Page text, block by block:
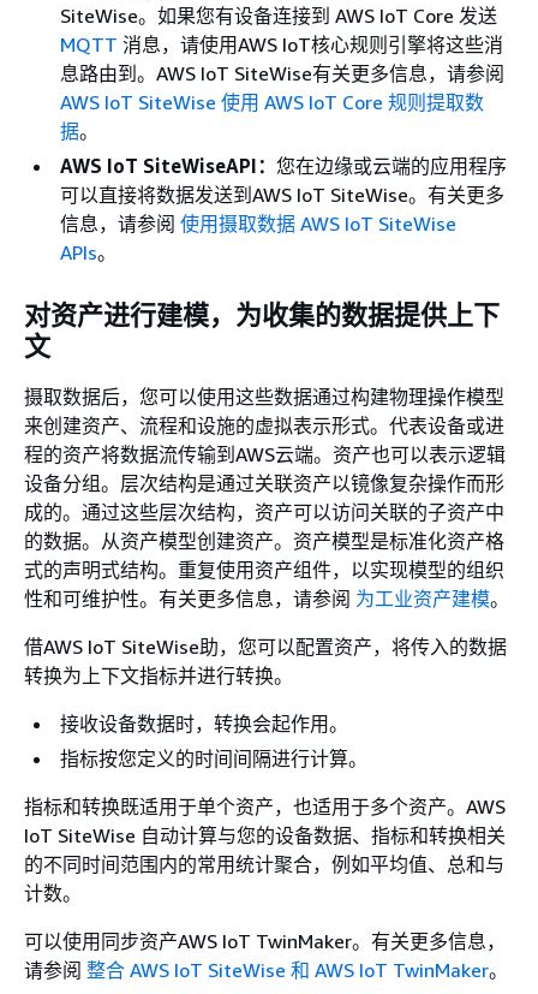
SiteWise。如果您有设备连接到 AWS IoT Core 发送
MQTT 消息，请使用AWS IoT核心规则引擎将这些消
息路由到。AWS IoT SiteWise有关更多信息，请参阅
AWS IoT SiteWise 使用 AWS IoT Core 规则提取数
据。
AWS IoT SiteWiseAPI： 您在边缘或云端的应用程序
可以直接将数据发送到AWS IoT SiteWise。有关更多
信息，请参阅 使用摄取数据 AWS IoT SiteWise
APIs。
对资产进行建模，为收集的数据提供上下
文
摄取数据后，您可以使用这些数据通过构建物理操作模型
来创建资产、流程和设施的虚拟表示形式。代表设备或进
程的资产将数据流传输到AWS云端。资产也可以表示逻辑
设备分组。层次结构是通过关联资产以镜像复杂操作而形
成的。通过这些层次结构，资产可以访问关联的子资产中
的数据。从资产模型创建资产。资产模型是标准化资产格
式的声明式结构。重复使用资产组件，以实现模型的组织
性和可维护性。有关更多信息，请参阅 为工业资产建模。
借AWS IoT SiteWise助，您可以配置资产，将传入的数据
转换为上下文指标并进行转换。
接收设备数据时，转换会起作用。
指标按您定义的时间间隔进行计算。
指标和转换既适用于单个资产，也适用于多个资产。AWS
IoT SiteWise 自动计算与您的设备数据、指标和转换相关
的不同时间范围内的常用统计聚合，例如平均值、总和与
计数。
可以使用同步资产AWS IoT TwinMaker。有关更多信息，
请参阅 整合 AWS IoT SiteWise 和 AWS IoT TwinMaker。